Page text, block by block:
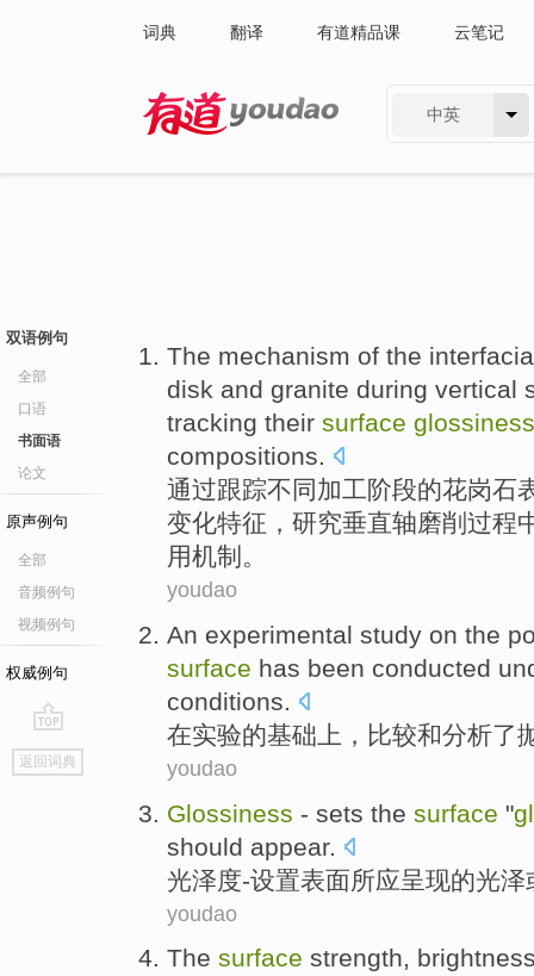
词典 翻译 有道精品课 云笔记
中英
双语例句
全部
口语
书面语
论文
原声例句
全部
音频例句
视频例句
权威例句
go
top
返回词典
The mechanism of the
disk and granite during vertical
tracking their surface glossiness
compositions.
通过跟踪不同加工阶段的花岗石
变化特征， 研究垂直轴磨削 过程
用机制 。
youdao
An experimental study on the
surface has been conducted
conditions.
在实验的基础上，比较和分析了
youdao
Glossiness - sets the surface "
should appear.
光泽度-设置表面所应呈现的光泽
youdao
The surface strength,